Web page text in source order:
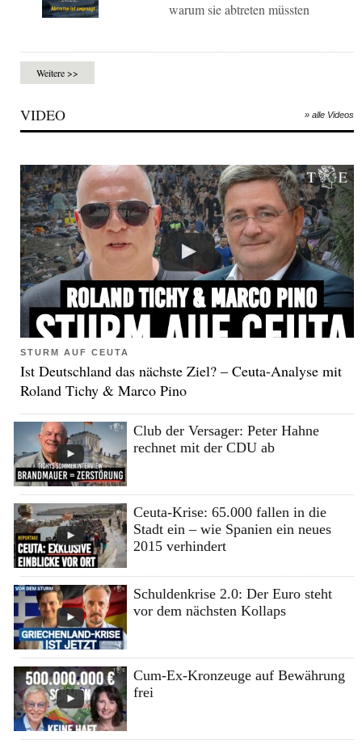
warum sie abtreten müssten
Weitere >>
VIDEO » alle Videos
STURM AUF CEUTA
Ist Deutschland das nächste Ziel? – Ceuta-Analyse mit
Roland Tichy & Marco Pino
Club der Versager: Peter Hahne
rechnet mit der CDU ab
Ceuta-Krise: 65.000 fallen in die
Stadt ein – wie Spanien ein neues
2015 verhindert
Schuldenkrise 2.0: Der Euro steht
vor dem nächsten Kollaps
Cum-Ex-Kronzeuge auf Bewährung
frei